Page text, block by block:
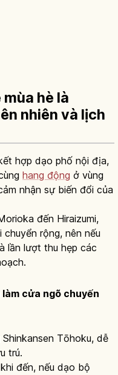
hè là
nhiên và lịch
hợp dạo phố nội địa,
hang động ở vùng
nhận sự biến đổi của
đến Hiraizumi,
rộng, nên nếu
lần lượt thu hẹp các
cửa ngõ chuyến
Tōhoku, dễ
trú.
đến, nếu dạo bộ